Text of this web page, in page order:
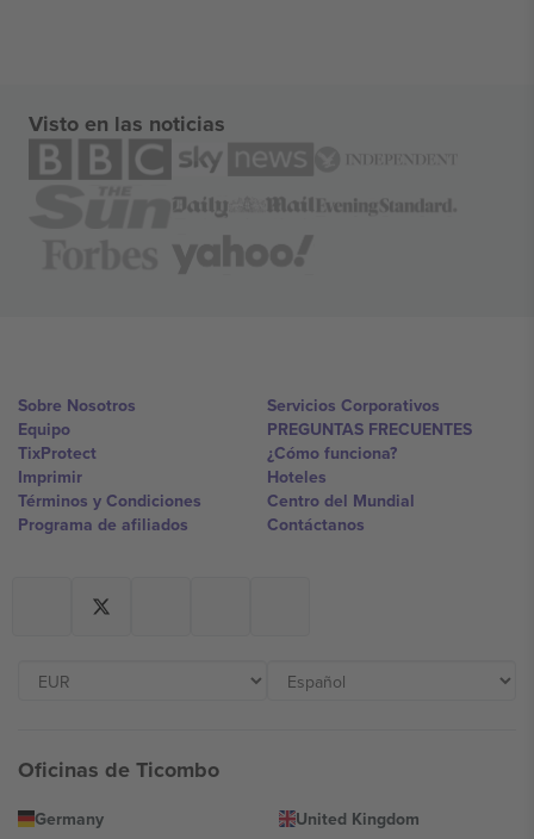
Visto en las noticias
Sobre Nosotros
Equipo
TixProtect
Imprimir
Términos y Condiciones
Programa de afiliados
Servicios Corporativos
PREGUNTAS FRECUENTES
¿Cómo funciona?
Hoteles
Centro del Mundial
Contáctanos
Oficinas de Ticombo
Germany
United Kingdom